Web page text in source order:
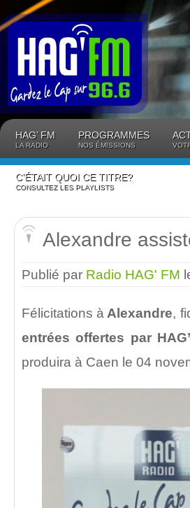
HAG’ FM
LA RADIO
PROGRAMMES
NOS ÉMISSIONS
C’ÉTAIT QUOI CE TITRE?
CONSULTEZ LES PLAYLISTS
Alexandre
Publié par Radio HAG' FM
Félicitations à Alexandre,
entrées offertes par
produira à Caen le 04
Panneau de gestion des cookies